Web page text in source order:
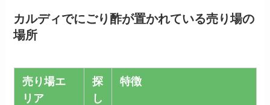
カルディでにごり酢が置かれている売り場の
場所
売り場エ
リア
探
し
特徴